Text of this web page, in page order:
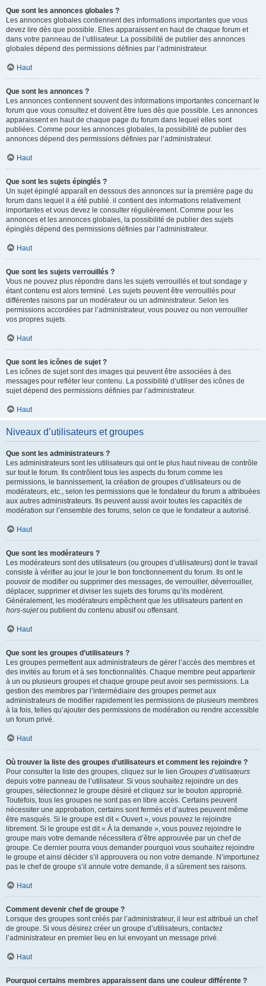
Que sont les annonces globales ?
Les annonces globales contiennent des informations importantes que vous
devez lire dès que possible. Elles apparaissent en haut de chaque forum et
dans votre panneau de l’utilisateur. La possibilité de publier des annonces
globales dépend des permissions définies par l’administrateur.
Haut
Que sont les annonces ?
Les annonces contiennent souvent des informations importantes concernant le
forum que vous consultez et doivent être lues dès que possible. Les annonces
apparaissent en haut de chaque page du forum dans lequel elles sont
publiées. Comme pour les annonces globales, la possibilité de publier des
annonces dépend des permissions définies par l’administrateur.
Haut
Que sont les sujets épinglés ?
Un sujet épinglé apparaît en dessous des annonces sur la première page du
forum dans lequel il a été publié. il contient des informations relativement
importantes et vous devez le consulter régulièrement. Comme pour les
annonces et les annonces globales, la possibilité de publier des sujets
épinglés dépend des permissions définies par l’administrateur.
Haut
Que sont les sujets verrouillés ?
Vous ne pouvez plus répondre dans les sujets verrouillés et tout sondage y
étant contenu est alors terminé. Les sujets peuvent être verrouillés pour
différentes raisons par un modérateur ou un administrateur. Selon les
permissions accordées par l’administrateur, vous pouvez ou non verrouiller
vos propres sujets.
Haut
Que sont les icônes de sujet ?
Les icônes de sujet sont des images qui peuvent être associées à des
messages pour refléter leur contenu. La possibilité d’utiliser des icônes de
sujet dépend des permissions définies par l’administrateur.
Haut
Niveaux d’utilisateurs et groupes
Que sont les administrateurs ?
Les administrateurs sont les utilisateurs qui ont le plus haut niveau de contrôle
sur tout le forum. Ils contrôlent tous les aspects du forum comme les
permissions, le bannissement, la création de groupes d’utilisateurs ou de
modérateurs, etc., selon les permissions que le fondateur du forum a attribuées
aux autres administrateurs. Ils peuvent aussi avoir toutes les capacités de
modération sur l’ensemble des forums, selon ce que le fondateur a autorisé.
Haut
Que sont les modérateurs ?
Les modérateurs sont des utilisateurs (ou groupes d’utilisateurs) dont le travail
consiste à vérifier au jour le jour le bon fonctionnement du forum. Ils ont le
pouvoir de modifier ou supprimer des messages, de verrouiller, déverrouiller,
déplacer, supprimer et diviser les sujets des forums qu’ils modèrent.
Généralement, les modérateurs empêchent que les utilisateurs partent en
hors-sujetou publient du contenu abusif ou offensant.
Haut
Que sont les groupes d’utilisateurs ?
Les groupes permettent aux administrateurs de gérer l’accès des membres et
des invités au forum et à ses fonctionnalités. Chaque membre peut appartenir
à un ou plusieurs groupes et chaque groupe peut avoir ses permissions. La
gestion des membres par l’intermédiaire des groupes permet aux
administrateurs de modifier rapidement les permissions de plusieurs membres
à la fois, telles qu’ajouter des permissions de modération ou rendre accessible
un forum privé.
Haut
Où trouver la liste des groupes d’utilisateurs et comment les rejoindre ?
Pour consulter la liste des groupes, cliquez sur le lien Groupes d’utilisateurs
depuis votre panneau de l’utilisateur. Si vous souhaitez rejoindre un des
groupes, sélectionnez le groupe désiré et cliquez sur le bouton approprié.
Toutefois, tous les groupes ne sont pas en libre accès. Certains peuvent
nécessiter une approbation, certains sont fermés et d’autres peuvent même
être masqués. Si le groupe est dit « Ouvert », vous pouvez le rejoindre
librement. Si le groupe est dit « À la demande », vous pouvez rejoindre le
groupe mais votre demande nécessitera d’être approuvée par un chef de
groupe. Ce dernier pourra vous demander pourquoi vous souhaitez rejoindre
le groupe et ainsi décider s’il approuvera ou non votre demande. N’importunez
pas le chef de groupe s’il annule votre demande, il a sûrement ses raisons.
Haut
Comment devenir chef de groupe ?
Lorsque des groupes sont créés par l’administrateur, il leur est attribué un chef
de groupe. Si vous désirez créer un groupe d’utilisateurs, contactez
l’administrateur en premier lieu en lui envoyant un message privé.
Haut
Pourquoi certains membres apparaissent dans une couleur différente ?